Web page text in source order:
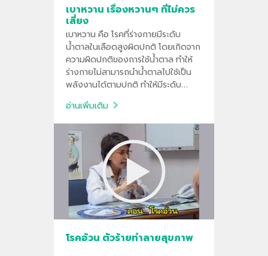
เบาหวาน เรื่องหวานๆ ที่ไม่ควร
เสี่ยง
เบาหวาน คือ โรคที่ร่างกายมีระดับ
น้ำตาลในเลือดสูงผิดปกติ โดยเกิดจาก
ความผิดปกติของการใช้น้ำตาล ทำให้
ร่างกายไม่สามารถนำน้ำตาลไปใช้เป็น
พลังงานได้ตามปกติ ทำให้มีระดับ
อ่านเพิ่มเติม
โรคอ้วน ตัวร้ายทำลายสุขภาพ